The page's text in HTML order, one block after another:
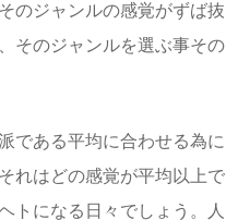
のジャンルの感覚がずば抜
そのジャンルを選ぶ事その
である平均に合わせる為に
れはどの感覚が平均以上で
トになる日々でしょう。人